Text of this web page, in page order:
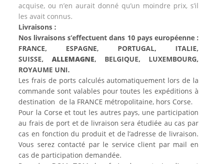
acquise, ou n’en aurait donné qu’un moindre prix, s’il
les avait connus.
Livraisons :
Nos livraisons s’effectuent dans 10 pays européenne :
FRANCE, ESPAGNE, PORTUGAL, ITALIE,
SUISSE, ALLEMAGNE, BELGIQUE, LUXEMBOURG,
ROYAUME UNI.
Les frais de ports calculés automatiquement lors de la
commande sont valables pour toutes les expéditions à
destination de la FRANCE métropolitaine, hors Corse.
Pour la Corse et tout les autres pays, une participation
au frais de port et de livraison sera étudiée au cas par
cas en fonction du produit et de l’adresse de livraison.
Vous serez contacté par le service client par mail en
cas de participation demandée.